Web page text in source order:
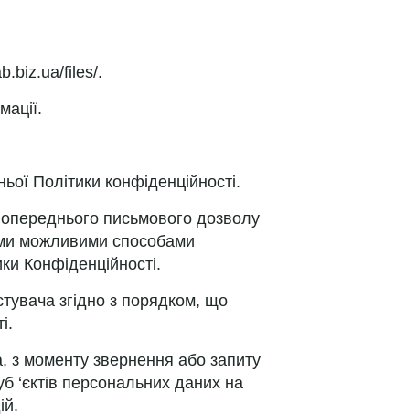
files/.
Політики конфіденційності.
письмового дозволу
можливими способами
Конфіденційності.
згідно з порядком, що
з моменту звернення або запиту
‘єктів персональних даних на